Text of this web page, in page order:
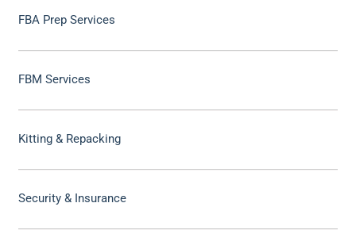
FBA Prep Services
FBM Services
Kitting & Repacking
Security & Insurance